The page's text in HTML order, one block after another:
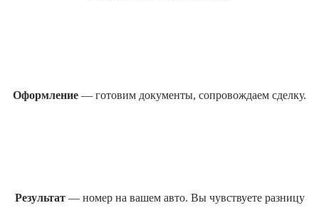
Оформление — готовим документы, сопровождаем сделку.
Результат— номер на вашем авто. Вы чувствуете разницу